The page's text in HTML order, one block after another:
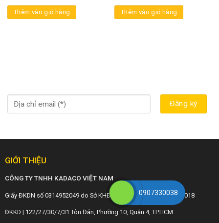
Thêm vào giỏ hàng Thêm vào giỏ hàng
GIỚI THIỆU
CÔNG TY TNHH KADACO VIỆT NAM
Giấy ĐKDN số 0314952049 do Sở KHĐT TP.HCM cấp ngày 28/3/2018
ĐKKD | 122/27/30/7/31 Tôn Đản, Phường 10, Quận 4, TP.HCM
0907330038